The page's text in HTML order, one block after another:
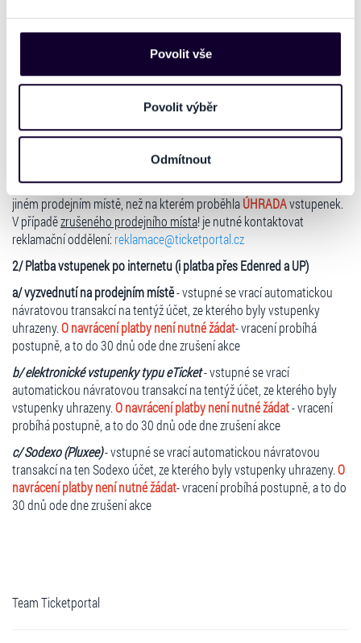
našich webových stránkách. Tyto informace mohou
používáme např. k analýze návštěvnosti webu nebo k
personalizaci obsahu a reklam. Tyto informace můžeme
a analýzy. Partneři tyto údaje mohou zkombinovat s
dalšími informacemi, které jste jim poskytli nebo které
získali v důsledku toho, že používáte jejich služby. Jaké
typy cookies používáme, naleznete níže. Možnosti
zpracování upravíte zaškrtnutím příslušné varianty. Svoji
volbu můžete kdykoliv změnit v zápatí stránky v záložce
„Cookies a jejich nastavení“.
Povolit vše
Povolit výběr
Odmítnout
PRIME ORCHESTRA na ticketportal.cz
1/ Platba rezervovaných vstupenek nebo přímý nákup vstupenek u
Vstupné vrací tentýž prodejce - vstupenky není možné vracet na
jiném prodejním místě, než na kterém proběhlaÚHRADAvstupenek.
V případězrušeného prodejního místa! je nutné kontaktovat
reklamační oddělení:reklamace@ticketportal.cz
2/ Platba vstupenek po internetu (i platba přes Edenred a UP)
a/ vyzvednutí na prodejním místě- vstupné se vrací automatickou
návratovou transakcí na tentýž účet, ze kterého byly vstupenky
uhrazeny.O navrácení platby není nutné žádat- vracení probíhá
postupně, a to do 30 dnů ode dne zrušení akce
b/ elektronické vstupenky typu eTicket- vstupné se vrací
automatickou návratovou transakcí na tentýž účet, ze kterého byly
vstupenky uhrazeny.O navrácení platby není nutné žádat- vracení
probíhá postupně, a to do 30 dnů ode dne zrušení akce
c/ Sodexo (Pluxee)- vstupné se vrací automatickou návratovou
transakcí na ten Sodexo účet, ze kterého byly vstupenky uhrazeny.O
navrácení platby není nutné žádat- vracení probíhá postupně, a to do
30 dnů ode dne zrušení akce
Team Ticketportal